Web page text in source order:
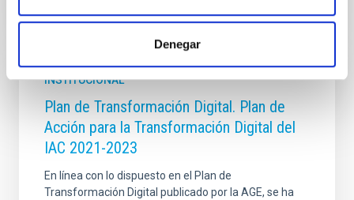
Denegar
INSTITUCIONAL
Plan de Transformación Digital. Plan de
Acción para la Transformación Digital del
IAC 2021-2023
En línea con lo dispuesto en el Plan de
Transformación Digital publicado por la AGE, se ha